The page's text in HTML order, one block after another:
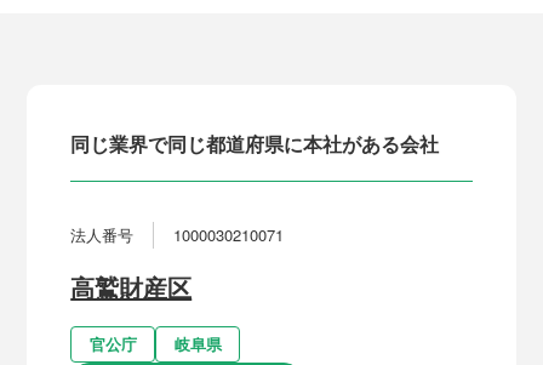
同じ業界で同じ都道府県に本社がある会社
法人番号 1000030210071
高鷲財産区
官公庁 岐阜県